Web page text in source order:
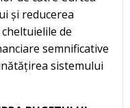
și reducerea
de
semnificative
sistemului